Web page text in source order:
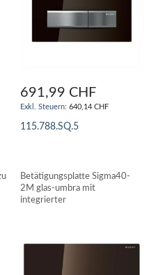
691,99 CHF
640,14 CHF
115.788.SQ.5
Betätigungsplatte Sigma40-
2M glas-umbra mit
integrierter